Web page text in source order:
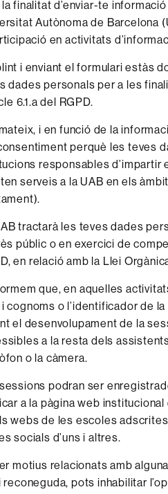
la finalitat d’enviar-te
Autònoma de Barcelona
en activitats
i enviant el formulari estàs
dades personals per a les
6.1.a del RGPD.
i en funció de la
perquè les teves
responsables
serveis a la UAB en els
tractarà les teves dades
públic o en exercici de
en relació amb la Llei
que, en aquelles
i cognoms o l’identificador de
el desenvolupament de la
a la resta dels
o la càmera.
podran ser
a la pàgina web
webs de les escoles
socials d’uns i altres.
motius relacionats amb
reconeguda, pots inhabilitar